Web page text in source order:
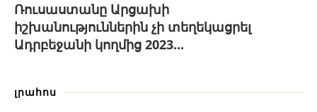
Ռուսաստանը Արցախի
իշխանություններին չի տեղեկացրել
Ադրբեջանի կողմից 2023...
լրահոս